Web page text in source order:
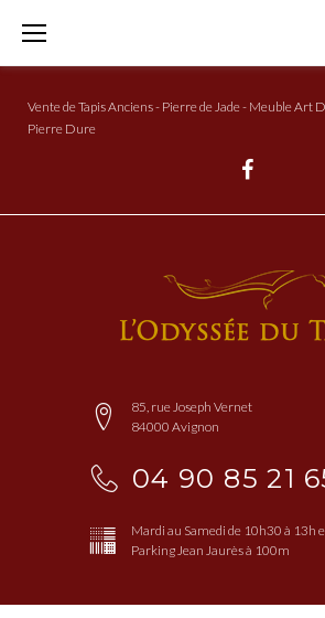
Vente de Tapis Anciens - Pierre de Jade - Meuble Art
Pierre Dure
85, rue Joseph Vernet
84000 Avignon
04 90 85 21
Mardi au Samedi de 10h30 à 13h
Parking Jean Jaurès à 100m